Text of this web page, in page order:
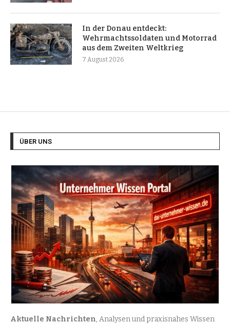
In der Donau entdeckt:
Wehrmachtssoldaten und Motorrad
aus dem Zweiten Weltkrieg
7 August 2026
ÜBER UNS
Aktuelle Nachrichten, Analysen und praxisnahes Wissen